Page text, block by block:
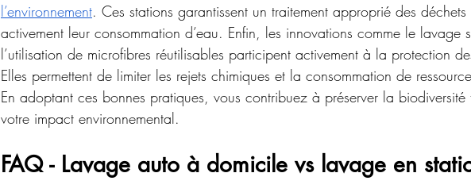
l’environnement. Ces stations garantissent un traitement approprié des déchets
activement leur consommation d’eau. Enfin, les innovations comme le lavage
l’utilisation de microfibres réutilisables participent activement à la protection
Elles permettent de limiter les rejets chimiques et la consommation de
En adoptant ces bonnes pratiques, vous contribuez à préserver la biodiversité
votre impact environnemental.
FAQ - Lavage auto à domicile vs lavage en